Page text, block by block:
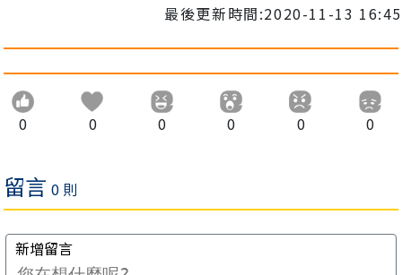
最後更新時間:2020-11-13 16:45
0 0 0 0 0 0